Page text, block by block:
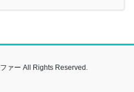
ァー All Rights Reserved.